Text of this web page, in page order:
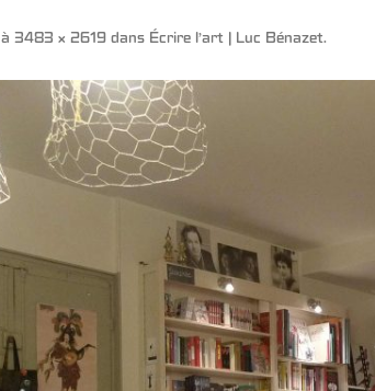
à 3483 × 2619 dans Écrire l’art | Luc Bénazet.